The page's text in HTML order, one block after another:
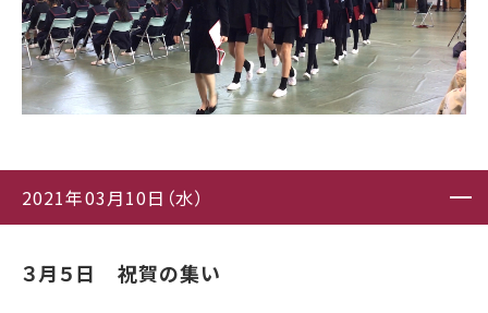
2021年03月10日（水）
３月５日 祝賀の集い